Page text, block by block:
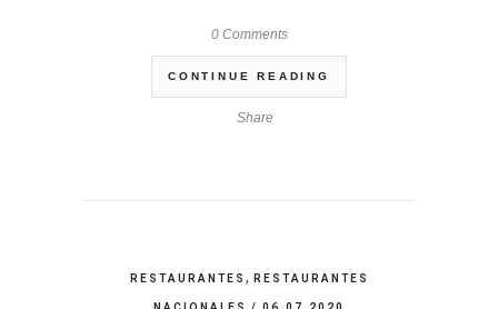
0 Comments
CONTINUE READING
Share
RESTAURANTES , RESTAURANTES